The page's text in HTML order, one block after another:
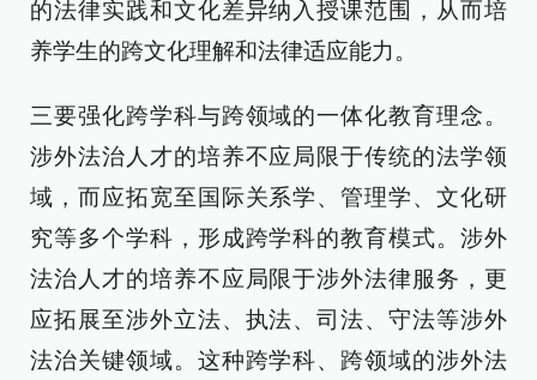
的法律实践和文化差异纳入授课范围，从而培
养学生的跨文化理解和法律适应能力。
三要强化跨学科与跨领域的一体化教育理念。
涉外法治人才的培养不应局限于传统的法学领
域，而应拓宽至国际关系学、管理学、文化研
究等多个学科，形成跨学科的教育模式。涉外
法治人才的培养不应局限于涉外法律服务，更
应拓展至涉外立法、执法、司法、守法等涉外
法治关键领域。这种跨学科、跨领域的涉外法